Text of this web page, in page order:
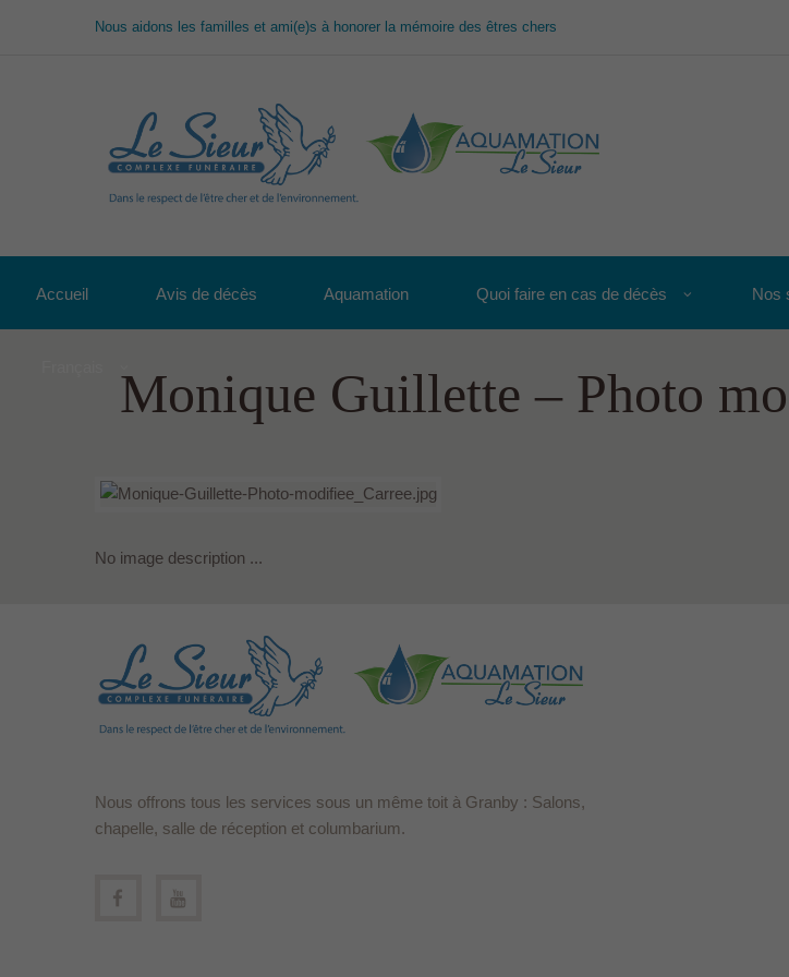
Nous aidons les familles et ami(e)s à honorer la mémoire des êtres chers
Accueil Avis de décès Aquamation Quoi faire en cas de décès Nos
Monique Guillette – Photo
No image description ...
Nous offrons tous les services sous un même toit à Granby : Salons,
chapelle, salle de réception et columbarium.